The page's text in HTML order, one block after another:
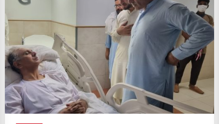
BROADCASTS
NEWS
UPDATE,
CURRENT
AFFAIRS
&
ENTERTAINMENT
SHOWS